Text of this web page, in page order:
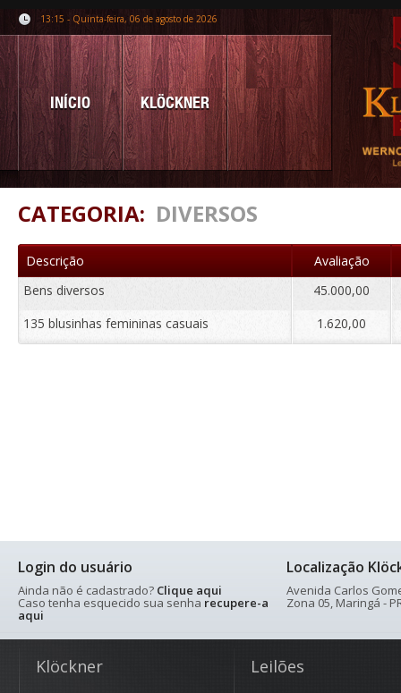
13:15 - Quinta-feira, 06 de agosto de 2026
INÍCIO KLÖCKNER
CATEGORIA: DIVERSOS
Descrição
Avaliação
Bens diversos
45.000,00
135 blusinhas femininas casuais
1.620,00
Login do usuário
Ainda não é cadastrado? Clique aqui
Caso tenha esquecido sua senha recupere-a
aqui
Localização
Avenida Carlos
Zona 05, Maringá -
Klöckner Leilões